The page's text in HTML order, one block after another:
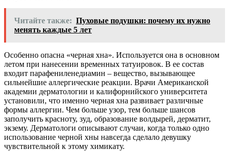
Читайте также: Пуховые подушки: почему их нужно
менять каждые 5 лет
Особенно опасна «черная хна». Используется она в основном
летом при нанесении временных татуировок. В ее состав
входит парафениленедиамин – вещество, вызывающее
сильнейшие аллергические реакции. Врачи Американской
академии дерматологии и калифорнийского университета
установили, что именно черная хна развивает различные
формы аллергии. Чем больше узор, тем больше шансов
заполучить красноту, зуд, образование волдырей, дерматит,
экзему. Дерматологи описывают случаи, когда только одно
использование черной хны навсегда сделало девушку
чувствительной к этому химикату.